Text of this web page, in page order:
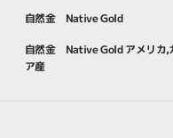
自然金 Native Gold
自然金 Native Gold アメリカ,
ア産